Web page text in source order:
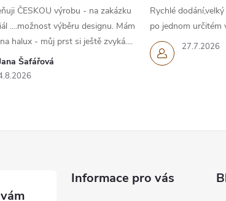
Šafářová
ČESKOU výrobu - na zakázku
....možnost výběru designu. Mám
halux - můj prst si ještě zvyká....
27.7.2026
Rychlé
po jednom určitém
Informace pro vás